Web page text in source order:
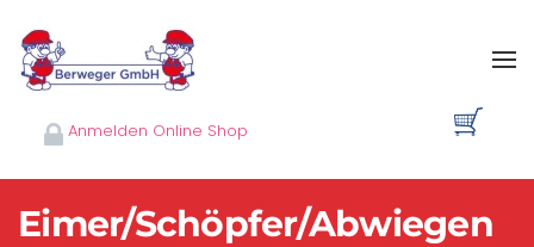
Skip to main content
Anmelden Online Shop
Eimer/Schöpfer/Abwiegen